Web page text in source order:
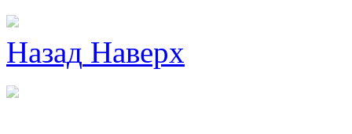
Назад Наверх